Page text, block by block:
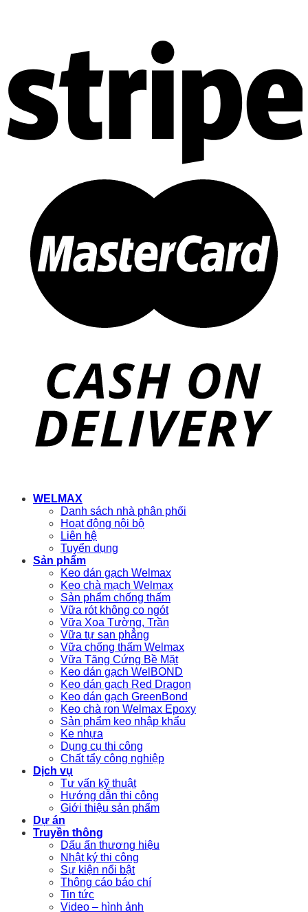
WELMAX
Danh sách nhà phân phối
Hoạt động nội bộ
Liên hệ
Tuyển dụng
Sản phẩm
Keo dán gạch Welmax
Keo chà mạch Welmax
Sản phẩm chống thấm
Vữa rót không co ngót
Vữa Xoa Tường, Trần
Vữa tự san phẳng
Vữa chống thấm Welmax
Vữa Tăng Cứng Bề Mặt
Keo dán gạch WelBOND
Keo dán gạch Red Dragon
Keo dán gạch GreenBond
Keo chà ron Welmax Epoxy
Sản phẩm keo nhập khẩu
Ke nhựa
Dụng cụ thi công
Chất tẩy công nghiệp
Dịch vụ
Tư vấn kỹ thuật
Hướng dẫn thi công
Giới thiệu sản phẩm
Dự án
Truyền thông
Dấu ấn thương hiệu
Nhật ký thi công
Sự kiện nổi bật
Thông cáo báo chí
Tin tức
Video – hình ảnh